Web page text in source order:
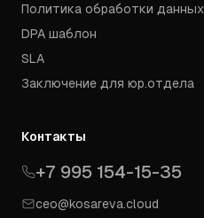
Политика обработки данных
DPA шаблон
SLA
Заключение для юр.отдела
Контакты
+7 995 154-15-35
ceo@kosareva.cloud